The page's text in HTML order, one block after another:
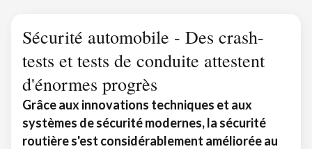
Sécurité automobile - Des crash-
tests et tests de conduite attestent
d'énormes progrès
Grâce aux innovations techniques et aux
systèmes de sécurité modernes, la sécurité
routière s'est considérablement améliorée au